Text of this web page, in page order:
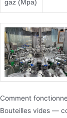
gaz (Mpa)
Comment
Bouteilles vides —